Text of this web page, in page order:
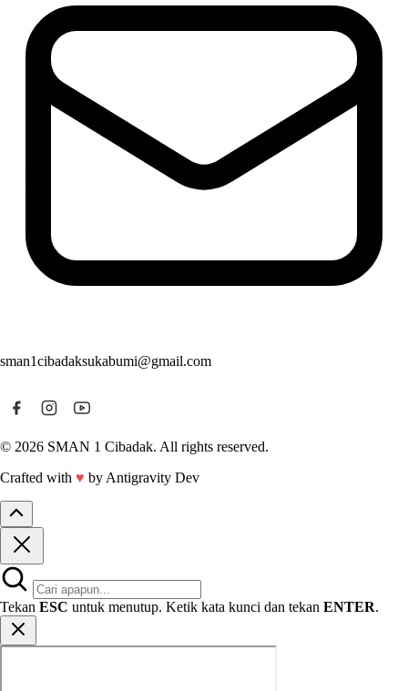
sman1cibadaksukabumi@gmail.com
© 2026 SMAN 1 Cibadak. All rights reserved.
Crafted with ♥ by Antigravity Dev
Tekan ESC untuk menutup. Ketik kata kunci dan tekan ENTER.